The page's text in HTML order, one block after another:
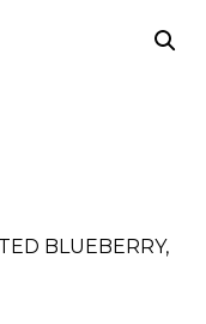
BLUEBERRY,